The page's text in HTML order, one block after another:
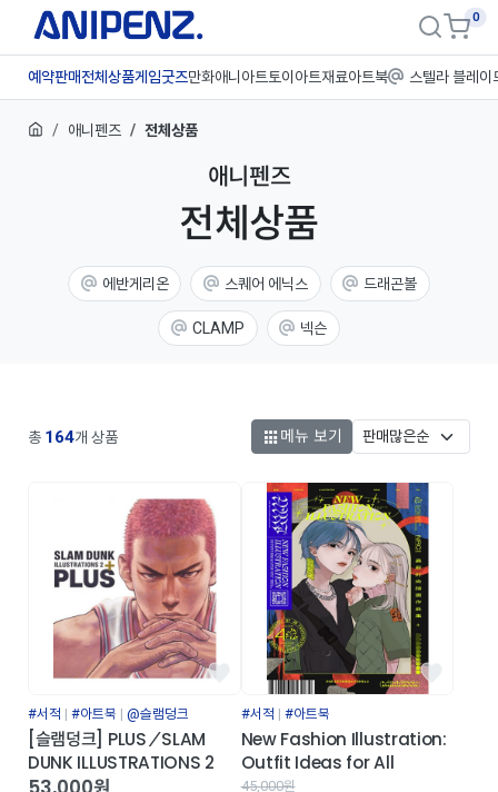
0
예약판매전체상품게임굿즈만화애니 아트토이 아트재료아트북 스텔라 블레이
애니펜즈 전체상품
애니펜즈
전체상품
에반게리온 스퀘어 에닉스 드래곤볼
CLAMP 넥슨
작품 IP
윈드브레이커우마무스메
브랜드
플레이모빌플레이포에버모어댄초콜릿
한정판 패키지 봉제
생활용품IT액세서리서적식품 하비 ART STUFF
총 164개 상품 메뉴 보기
#서적 #아트북 @슬램덩크
[슬램덩크] PLUS／SLAM
DUNK ILLUSTRATIONS 2
#서적 #아트북
New Fashion Illustration:
Outfit Ideas for All
45,000원